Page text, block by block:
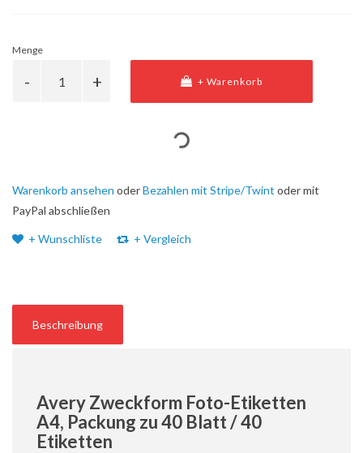
Menge
+ Warenkorb
Warenkorb ansehen oderBezahlen mit Stripe/Twint oder mit
PayPal abschließen
+ Wunschliste + Vergleich
Beschreibung
Avery Zweckform Foto-Etiketten
A4, Packung zu 40 Blatt / 40
Etiketten